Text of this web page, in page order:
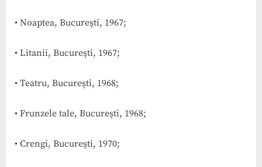
• Noaptea, Bucureşti, 1967;
• Litanii, Bucureşti, 1967;
• Teatru, Bucureşti, 1968;
• Frunzele tale, Bucureşti, 1968;
• Crengi, Bucureşti, 1970;